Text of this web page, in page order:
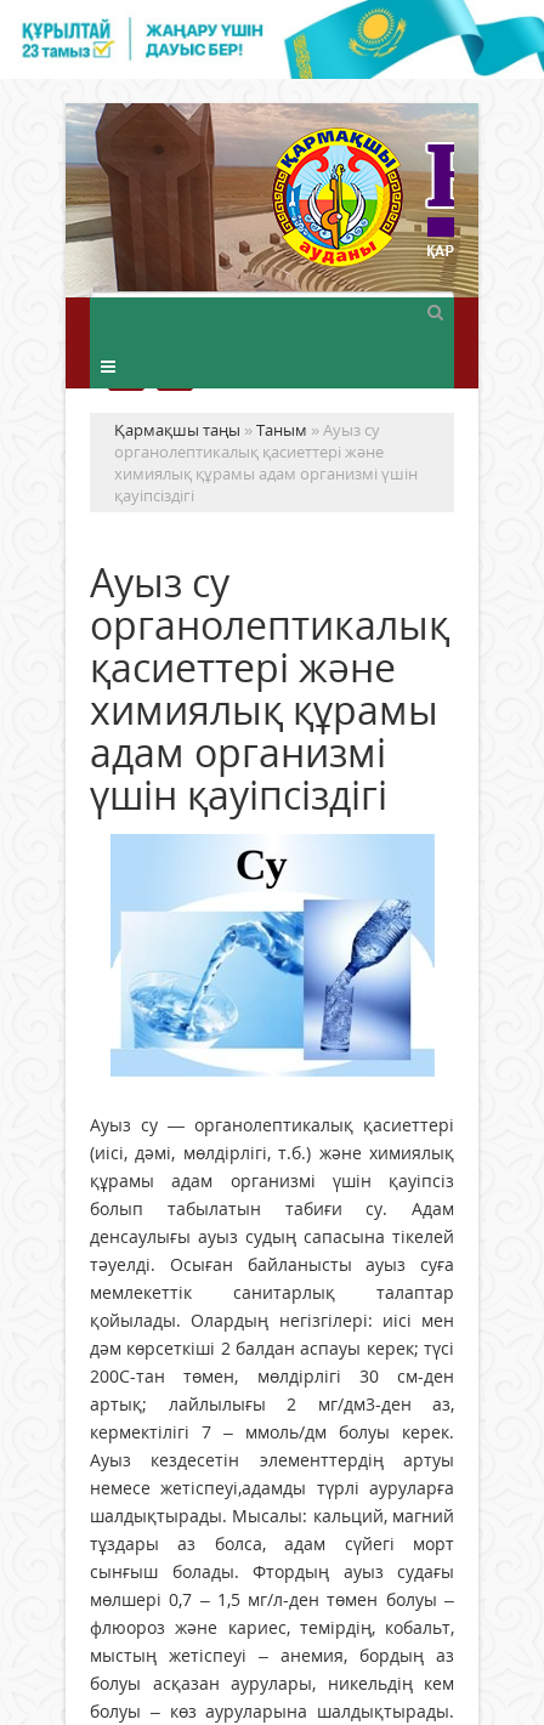
Қармақшы таңы »Таным » Ауыз су
органолептикалық қасиеттері және
химиялық құрамы адам организмі үшін
қауіпсіздігі
Ауыз су
органолептикалық
қасиеттері және
химиялық құрамы
адам организмі
үшін қауіпсіздігі
Ауыз су — органолептикалық қасиеттері
(иісі, дәмі, мөлдірлігі, т.б.) және химиялық
құрамы адам организмі үшін қауіпсіз
болып табылатын табиғи су. Адам
денсаулығы ауыз судың сапасына тікелей
тәуелді. Осыған байланысты ауыз суға
мемлекеттік санитарлық талаптар
қойылады. Олардың негізгілері: иісі мен
дәм көрсеткіші 2 балдан аспауы керек; түсі
200С-тан төмен, мөлдірлігі 30 см-ден
артық; лайлылығы 2 мг/дм3-ден аз,
кермектілігі 7 – ммоль/дм болуы керек.
Ауыз кездесетін элементтердің артуы
немесе жетіспеуі,адамды түрлі ауруларға
шалдықтырады. Мысалы: кальций, магний
тұздары аз болса, адам сүйегі морт
сынғыш болады. Фтордың ауыз судағы
мөлшері 0,7 – 1,5 мг/л-ден төмен болуы –
флюороз және кариес, темірдің, кобальт,
мыстың жетіспеуі – анемия, бордың аз
болуы асқазан аурулары, никельдің кем
болуы – көз ауруларына шалдықтырады.